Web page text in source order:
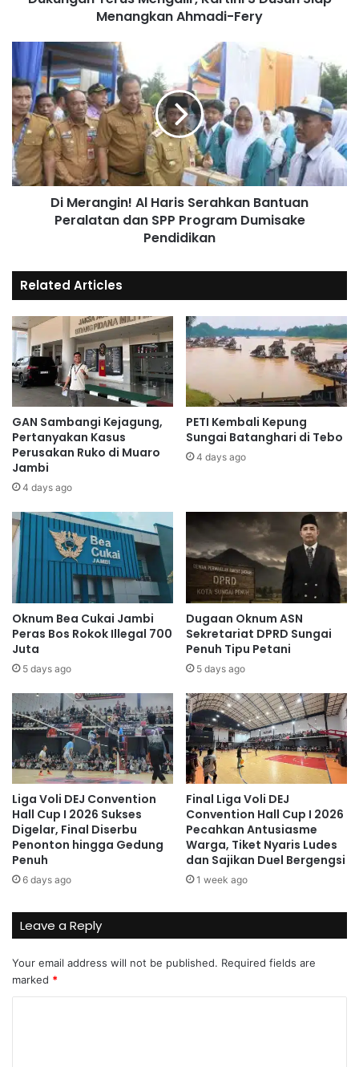
Menangkan Ahmadi-Fery
Di Merangin! Al Haris Serahkan Bantuan
Peralatan dan SPP Program Dumisake
Pendidikan
Related Articles
GAN Sambangi Kejagung,
Pertanyakan Kasus
Perusakan Ruko di Muaro
Jambi
4 days ago
PETI Kembali Kepung
Sungai Batanghari di Tebo
4 days ago
Oknum Bea Cukai Jambi
Peras Bos Rokok Illegal 700
Juta
5 days ago
Dugaan Oknum ASN
Sekretariat DPRD Sungai
Penuh Tipu Petani
5 days ago
Liga Voli DEJ Convention
Hall Cup I 2026 Sukses
Digelar, Final Diserbu
Penonton hingga Gedung
Penuh
6 days ago
Final Liga Voli DEJ
Convention Hall Cup I 2026
Pecahkan Antusiasme
Warga, Tiket Nyaris Ludes
dan Sajikan Duel Bergengsi
1 week ago
Leave a Reply
Your email address will not be published. Required fields are
marked *